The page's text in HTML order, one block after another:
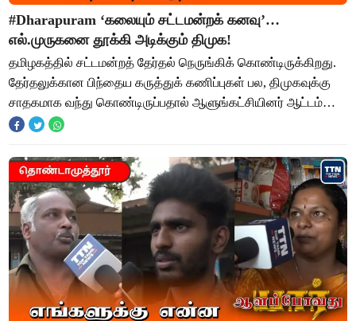
#Dharapuram ‘கலையும் சட்டமன்றக் கனவு’…
எல்.முருகனை தூக்கி அடிக்கும் திமுக!
தமிழகத்தில் சட்டமன்றத் தேர்தல் நெருங்கிக் கொண்டிருக்கிறது.
தேர்தலுக்கான பிந்தைய கருத்துக் கணிப்புகள் பல, திமுகவுக்கு
சாதகமாக வந்து கொண்டிருப்பதால் ஆளுங்கட்சியினர் ஆட்டம்
கண்டுள்ளனர். பாஜக கூட்டணிக்கு